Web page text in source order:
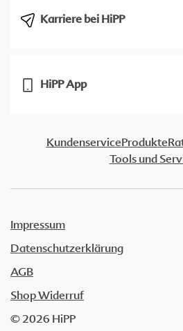
Karriere bei HiPP
HiPP App
KundenserviceProdukte
Tools und
Impressum
Datenschutzerklärung
AGB
Shop Widerruf
© 2026 HiPP